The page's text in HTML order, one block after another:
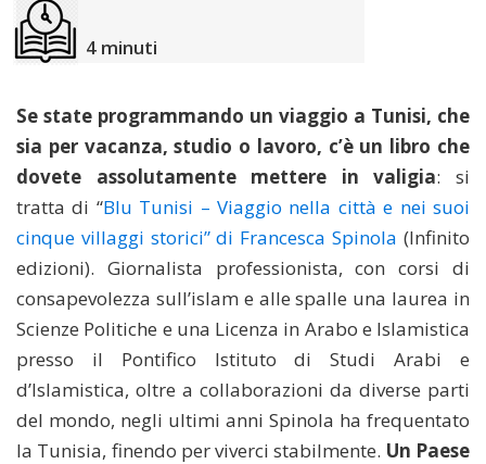
4 minuti
Se state programmando un viaggio a Tunisi, che
sia per vacanza, studio o lavoro, c’è un libro che
dovete assolutamente mettere in valigia: si
tratta di “Blu Tunisi – Viaggio nella città e nei suoi
cinque villaggi storici” di Francesca Spinola (Infinito
edizioni). Giornalista professionista, con corsi di
consapevolezza sull’islam e alle spalle una laurea in
Scienze Politiche e una Licenza in Arabo e Islamistica
presso il Pontifico Istituto di Studi Arabi e
d’Islamistica, oltre a collaborazioni da diverse parti
del mondo, negli ultimi anni Spinola ha frequentato
la Tunisia, finendo per viverci stabilmente. Un Paese